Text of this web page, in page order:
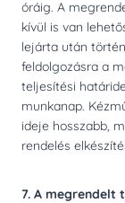
óráig. A
kívül is van
lejárta után
feldolgozásra a
teljesítési
munkanap.
ideje hosszabb,
rendelés
7. A megrendelt